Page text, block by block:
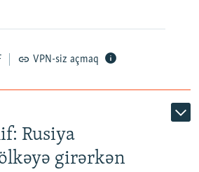
VPN-siz açmaq
Rusiya
girərkən